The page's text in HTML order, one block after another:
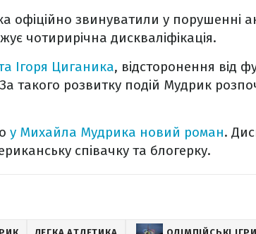
офіційно звинуватили у порушенні
чотирирічна дискваліфікація.
Ігоря Циганика, відсторонення від
такого розвитку подій Мудрик
у Михайла Мудрика новий роман.
співачку та блогерку.